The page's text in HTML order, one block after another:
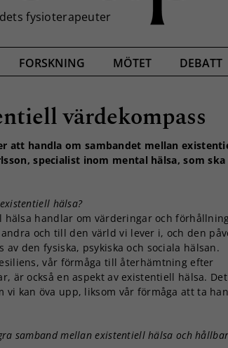
FORSKNING MÖTET DEBATT
värdekompass
att handla om sambandet mellan
specialist inom mental hälsa, som ska
hälsa?
hälsa handlar om värderingar och
och till den värld vi lever i, och den
av den fysiska, psykiska och sociala hälsan.
vår förmåga till återhämtning efter
är också en aspekt av existentiell hälsa.
vi kan öva upp, liksom vår förmåga att ta
samband mellan existentiell hälsa och hållbar